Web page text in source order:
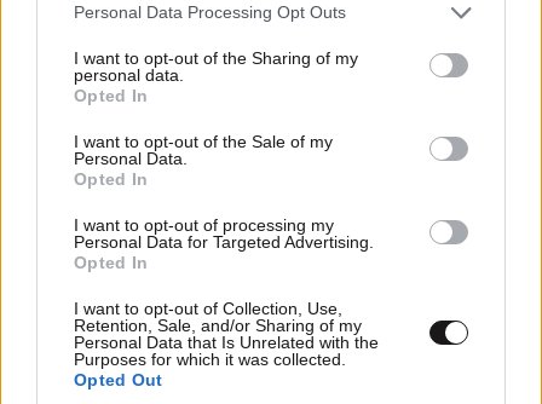
Please note that this website/app uses one or more Google
not limited to your visit or usage behaviour. You may click to
grant or deny consent to Google and its third-party tags to
use your data for below specified purposes in below Google
consent section.
Personal Data Processing Opt Outs
I want to opt-out of the Sharing of my
personal data.
Opted In
I want to opt-out of the Sale of my
Personal Data.
Opted In
I want to opt-out of processing my
Personal Data for Targeted Advertising.
Opted In
I want to opt-out of Collection, Use,
Retention, Sale, and/or Sharing of my
Personal Data that Is Unrelated with the
Purposes for which it was collected.
Opted Out
ΕΛΛΑΔΑ07·08·2026 11:26